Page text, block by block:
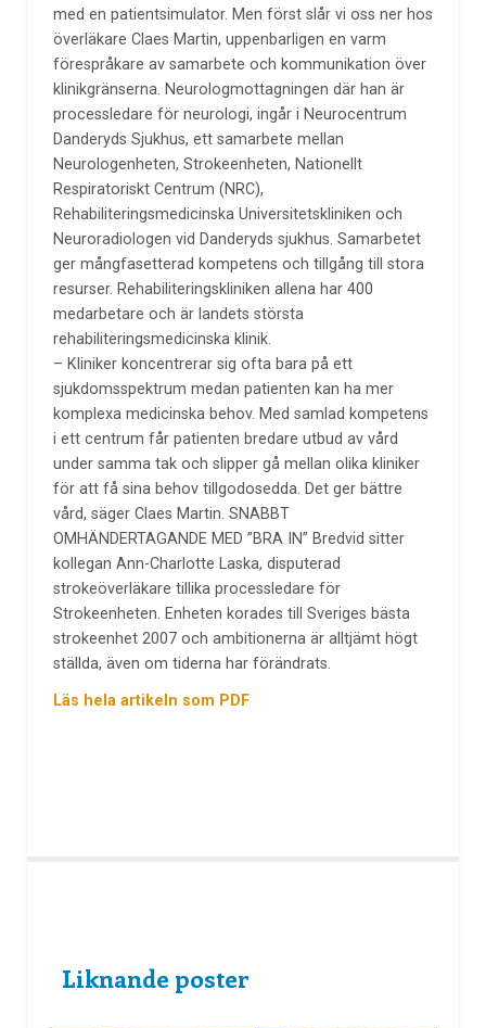
med en patientsimulator. Men först slår vi oss ner hos
överläkare Claes Martin, uppenbarligen en varm
förespråkare av samarbete och kommunikation över
klinikgränserna. Neurologmottagningen där han är
processledare för neurologi, ingår i Neurocentrum
Danderyds Sjukhus, ett samarbete mellan
Neurologenheten, Strokeenheten, Nationellt
Respiratoriskt Centrum (NRC),
Rehabiliteringsmedicinska Universitetskliniken och
Neuroradiologen vid Danderyds sjukhus. Samarbetet
ger mångfasetterad kompetens och tillgång till stora
resurser. Rehabiliteringskliniken allena har 400
medarbetare och är landets största
rehabiliteringsmedicinska klinik.
– Kliniker koncentrerar sig ofta bara på ett
sjukdomsspektrum medan patienten kan ha mer
komplexa medicinska behov. Med samlad kompetens
i ett centrum får patienten bredare utbud av vård
under samma tak och slipper gå mellan olika kliniker
för att få sina behov tillgodosedda. Det ger bättre
vård, säger Claes Martin. SNABBT
OMHÄNDERTAGANDE MED ”BRA IN” Bredvid sitter
kollegan Ann-Charlotte Laska, disputerad
strokeöverläkare tillika processledare för
Strokeenheten. Enheten korades till Sveriges bästa
strokeenhet 2007 och ambitionerna är alltjämt högt
ställda, även om tiderna har förändrats.
Läs hela artikeln som PDF
Liknande poster